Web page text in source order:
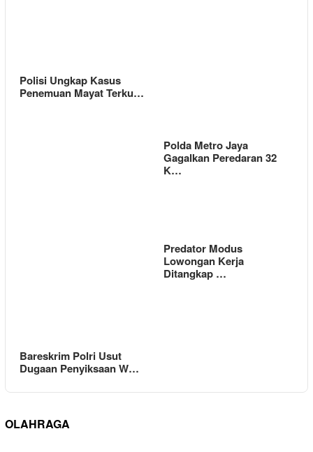
Polisi Ungkap Kasus
Penemuan Mayat Terku…
Polda Metro Jaya
Gagalkan Peredaran 32
K…
Bareskrim Polri Usut
Dugaan Penyiksaan W…
Predator Modus
Lowongan Kerja
Ditangkap …
OLAHRAGA